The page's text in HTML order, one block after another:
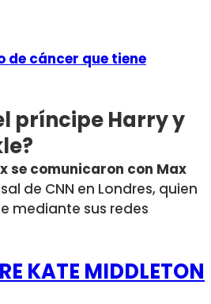
de cáncer que tiene
príncipe Harry y
se comunicaron con Max
de CNN en Londres, quien
mediante sus redes
KATE MIDDLETON